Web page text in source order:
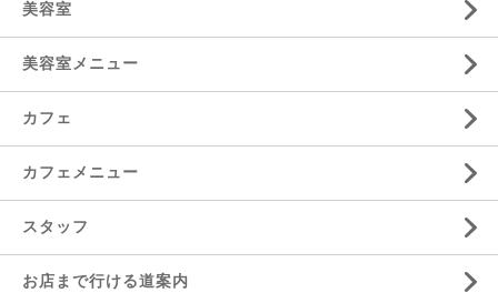
美容室
美容室メニュー
カフェ
カフェメニュー
スタッフ
お店まで行ける道案内